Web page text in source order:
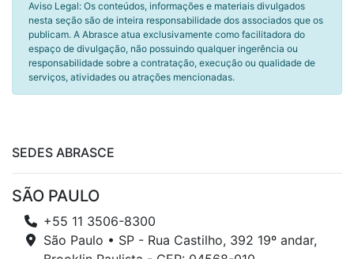
Aviso Legal: Os conteúdos, informações e materiais divulgados
nesta seção são de inteira responsabilidade dos associados que os
publicam. A Abrasce atua exclusivamente como facilitadora do
espaço de divulgação, não possuindo qualquer ingerência ou
responsabilidade sobre a contratação, execução ou qualidade de
serviços, atividades ou atrações mencionadas.
SEDES ABRASCE
SÃO PAULO
+55 11 3506-8300
São Paulo • SP - Rua Castilho, 392 19º andar,